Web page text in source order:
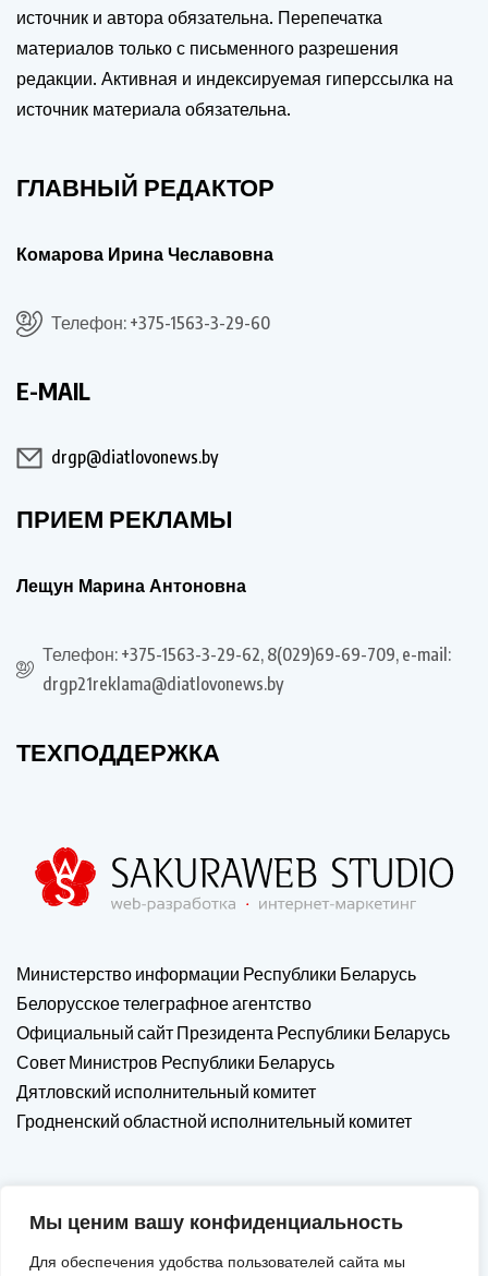
Мы ценим вашу конфиденциальность
Для обеспечения удобства пользователей сайта мы
источник и автора обязательна. Перепечатка
материалов только с письменного разрешения
редакции. Активная и индексируемая гиперссылка на
источник материала обязательна.
ГЛАВНЫЙ РЕДАКТОР
Комарова Ирина Чеславовна
Телефон: +375-1563-3-29-60
E-MAIL
drgp@diatlovonews.by
ПРИЕМ РЕКЛАМЫ
Лещун Марина Антоновна
Телефон: +375-1563-3-29-62, 8(029)69-69-709, e-mail:
drgp21reklama@diatlovonews.by
ТЕХПОДДЕРЖКА
Министерство информации Республики Беларусь
Белорусское телеграфное агентство
Официальный сайт Президента Республики Беларусь
Совет Министров Республики Беларусь
Дятловский исполнительный комитет
Гродненский областной исполнительный комитет